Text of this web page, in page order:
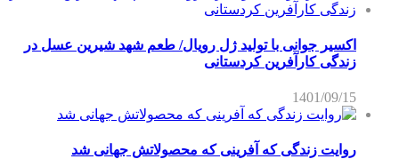
اکسیر جوانی با تولید ژل رویال/ طعم شهد شیرین عسل‌ در
زندگی کارآفرین کردستانی
1401/09/15
روایت زندگی که آفرینی که محصولاتش جهانی شد